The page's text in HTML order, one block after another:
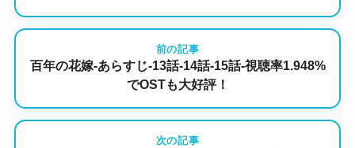
前の記事
百年の花嫁-あらすじ-13話-14話-15話-視聴率1.948%
でOSTも大好評！
次の記事